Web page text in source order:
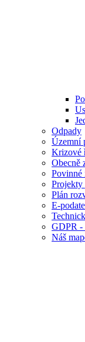
Odpady
Územní
Krizové
Obecně
Povinné
Projekty
Plán
E-
GDPR -
Náš